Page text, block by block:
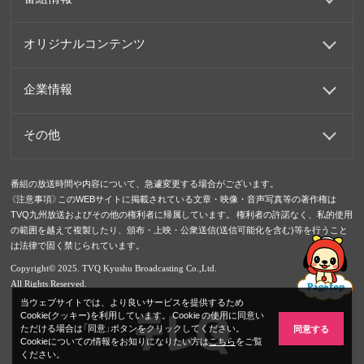
オリジナルコンテンツ
企業情報
その他
番組の放送時間や内容について、急遽変更する場合がございます。
《注意事項》このWEBサイトに掲載されている文章・映像・音声写真等の著作権は
TVQ九州放送およびその他の権利者に帰属しています。 権利者の許諾なく、私的使用
の範囲を越えて複製したり、頒布・上映・公衆送信(送信可能化を含む)等を行うこと
は法律で固く禁じられています。
Copyright© 2025. TVQ Kyushu Broadcasting Co.,Ltd.
All Rights Reserved.
当ウェブサイトでは、より良いサービスを提供するため
Cookie(クッキー)を利用しています。 Cookie の使用に同意い
ただける場合は「同意」ボタンをクリックしてください。
Cookieについての情報をお知りになりたい方はこちらをご覧
ください。
同意する